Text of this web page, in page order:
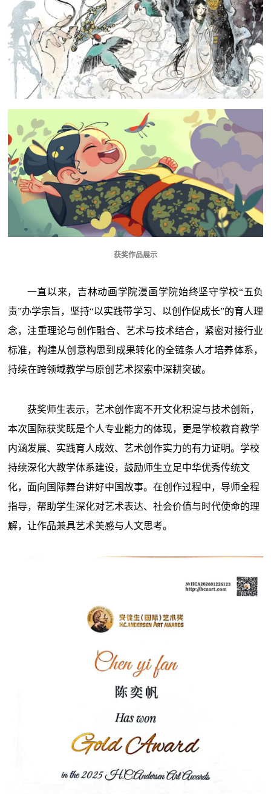
获奖作品展示
一直以来，吉林动画学院漫画学院始终坚守学校“五负
责”办学宗旨，坚持“以实践带学习、以创作促成长”的育人理
念，注重理论与创作融合、艺术与技术结合，紧密对接行业
标准，构建从创意构思到成果转化的全链条人才培养体系，
持续在跨领域教学与原创艺术探索中深耕突破。
获奖师生表示，艺术创作离不开文化积淀与技术创新，
本次国际获奖既是个人专业能力的体现，更是学校教育教学
内涵发展、实践育人成效、艺术创作实力的有力证明。学校
持续深化大教学体系建设，鼓励师生立足中华优秀传统文
化，面向国际舞台讲好中国故事。在创作过程中，导师全程
指导，帮助学生深化对艺术表达、社会价值与时代使命的理
解，让作品兼具艺术美感与人文思考。